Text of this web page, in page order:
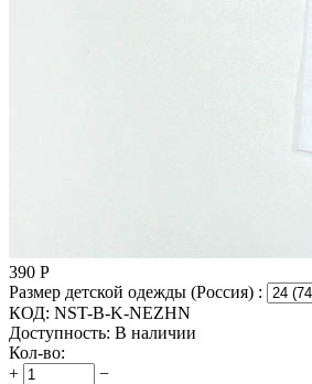
390 Р
Размер детской одежды (Россия) :
КОД: NST-B-K-NEZHN
Доступность: В наличии
Кол-во:
+
−